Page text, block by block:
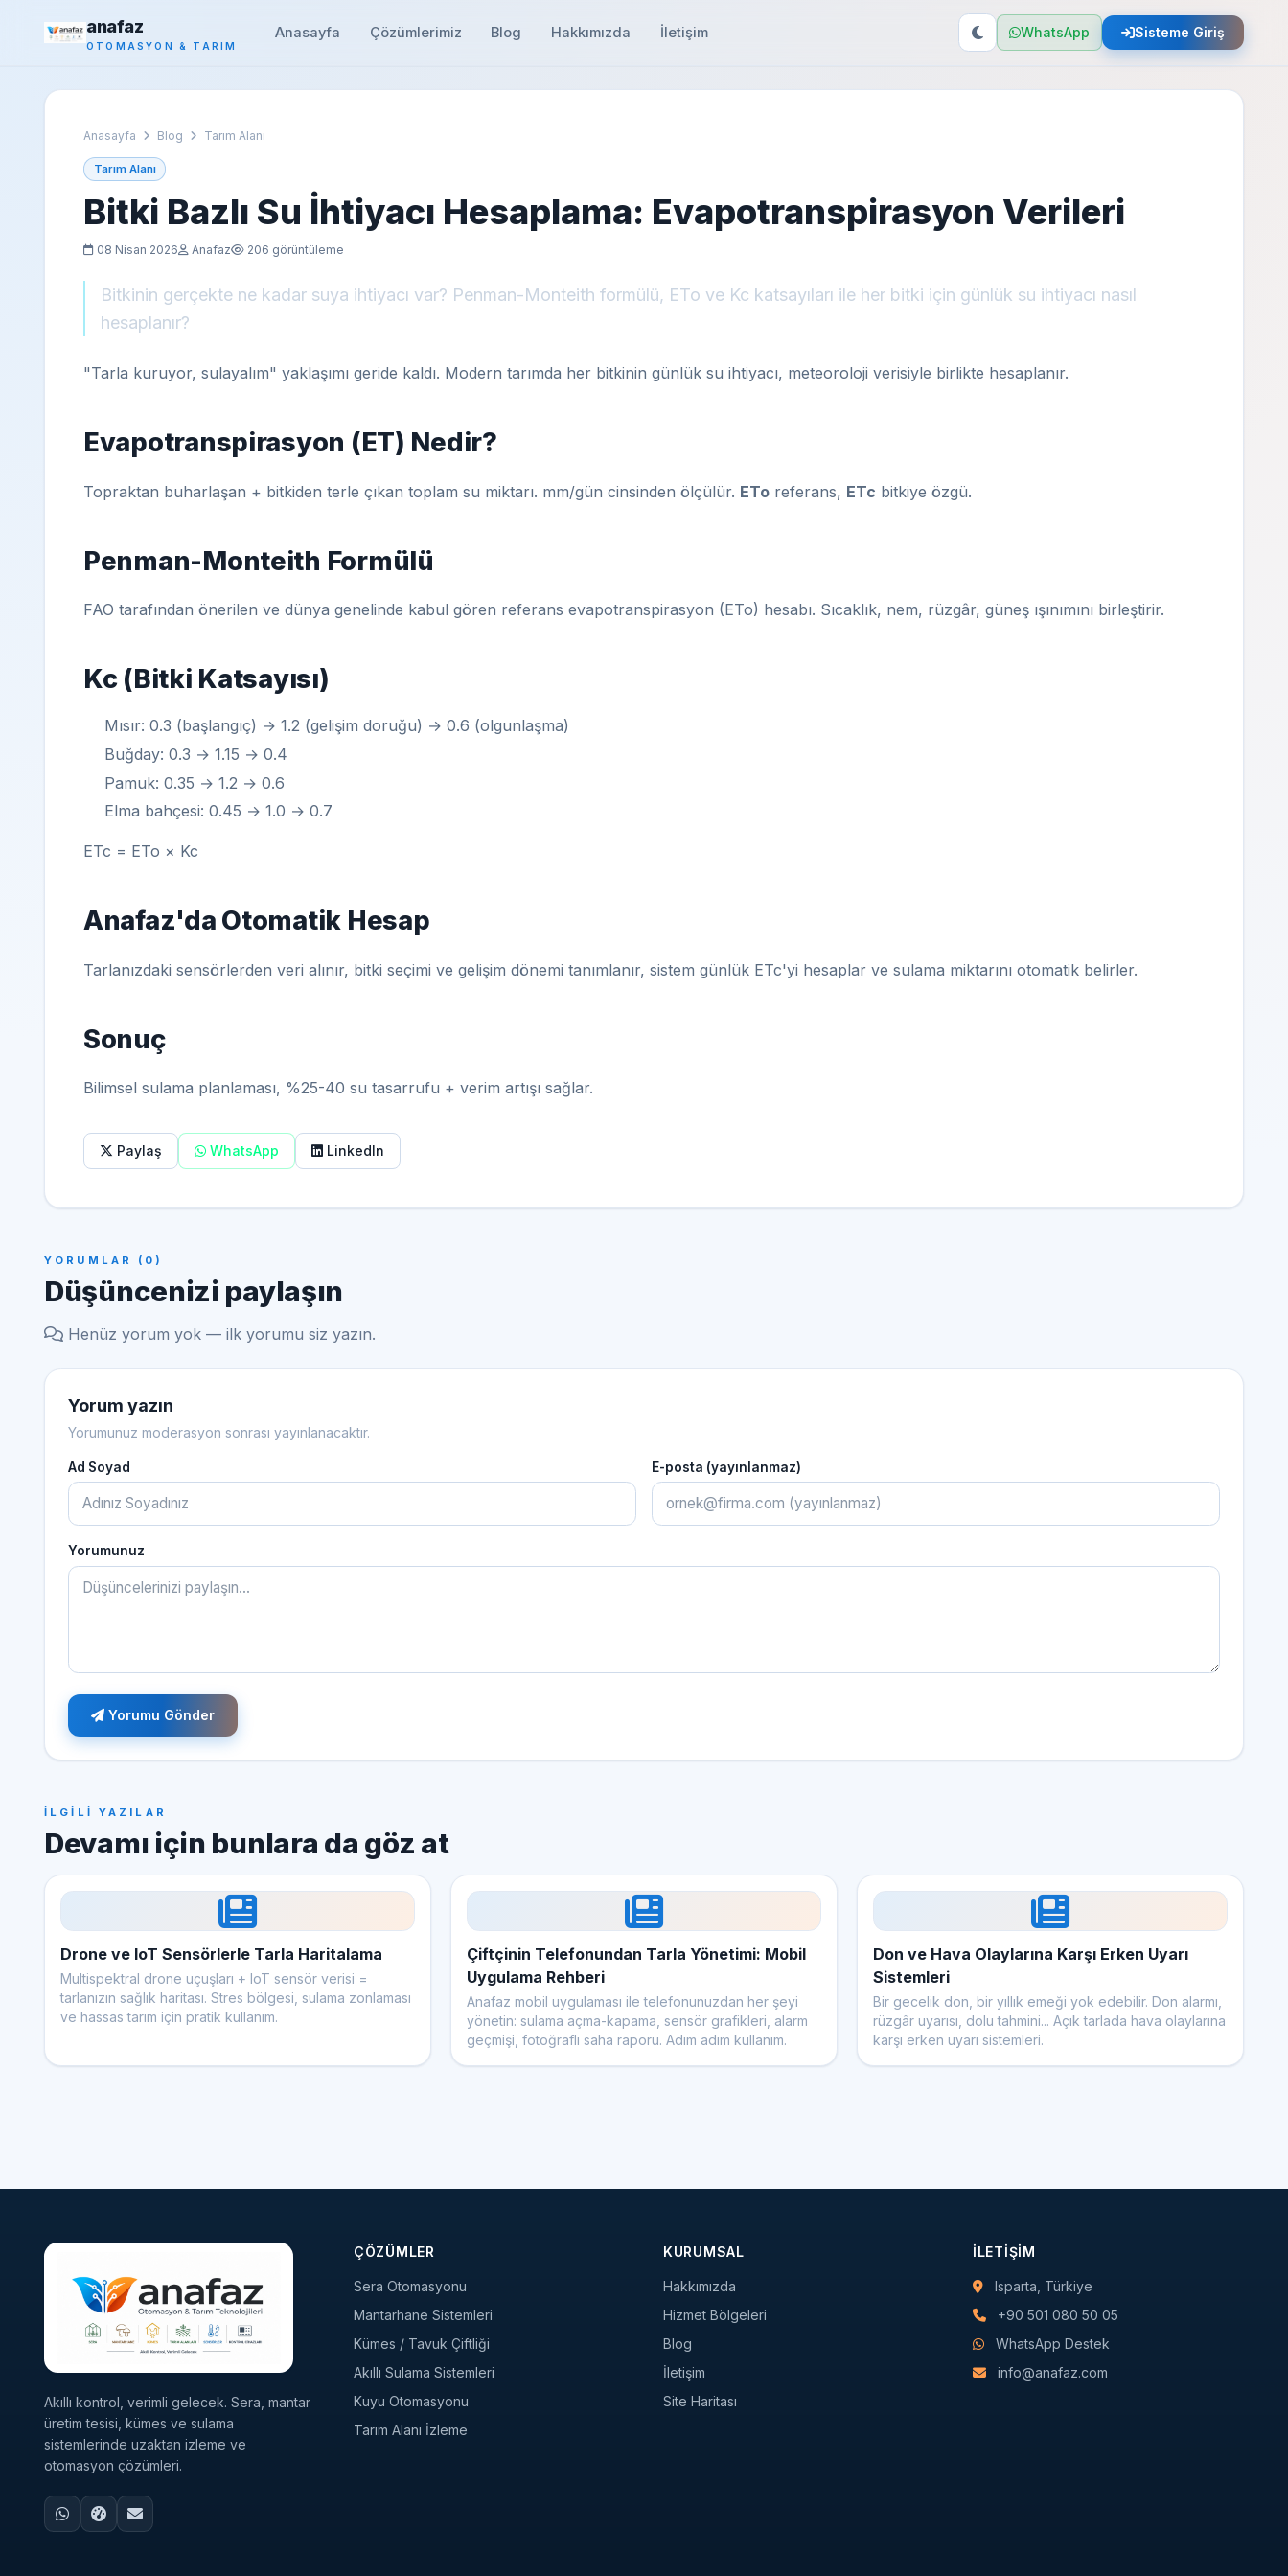
anafaz
OTOMASYON & TARIM
Anasayfa Çözümlerimiz Blog Hakkımızda İletişim WhatsApp Sisteme Giriş
Anasayfa Blog Tarım Alanı
Tarım Alanı
Bitki Bazlı Su İhtiyacı Hesaplama: Evapotranspirasyon Verileri
08 Nisan 2026 Anafaz 206 görüntüleme
Bitkinin gerçekte ne kadar suya ihtiyacı var? Penman-Monteith formülü, ETo ve Kc katsayıları ile her bitki için günlük su ihtiyacı nasıl
hesaplanır?
"Tarla kuruyor, sulayalım" yaklaşımı geride kaldı. Modern tarımda her bitkinin günlük su ihtiyacı, meteoroloji verisiyle birlikte hesaplanır.
Evapotranspirasyon (ET) Nedir?
Topraktan buharlaşan + bitkiden terle çıkan toplam su miktarı. mm/gün cinsinden ölçülür. ETo referans, ETc bitkiye özgü.
Penman-Monteith Formülü
FAO tarafından önerilen ve dünya genelinde kabul gören referans evapotranspirasyon (ETo) hesabı. Sıcaklık, nem, rüzgâr, güneş ışınımını birleştirir.
Kc (Bitki Katsayısı)
Mısır: 0.3 (başlangıç) → 1.2 (gelişim doruğu) → 0.6 (olgunlaşma)
Buğday: 0.3 → 1.15 → 0.4
Pamuk: 0.35 → 1.2 → 0.6
Elma bahçesi: 0.45 → 1.0 → 0.7
ETc = ETo × Kc
Anafaz'da Otomatik Hesap
Tarlanızdaki sensörlerden veri alınır, bitki seçimi ve gelişim dönemi tanımlanır, sistem günlük ETc'yi hesaplar ve sulama miktarını otomatik belirler.
Sonuç
Bilimsel sulama planlaması, %25-40 su tasarrufu + verim artışı sağlar.
Paylaş WhatsApp LinkedIn
YORUMLAR (0)
Düşüncenizi paylaşın
Henüz yorum yok — ilk yorumu siz yazın.
Yorum yazın
Yorumunuz moderasyon sonrası yayınlanacaktır.
Ad Soyad E-posta (yayınlanmaz)
Yorumunuz
Yorumu Gönder
İLGİLİ YAZILAR
Devamı için bunlara da göz at
Drone ve IoT Sensörlerle Tarla Haritalama
Multispektral drone uçuşları + IoT sensör verisi =
tarlanızın sağlık haritası. Stres bölgesi, sulama zonlaması
ve hassas tarım için pratik kullanım.
Çiftçinin Telefonundan Tarla Yönetimi: Mobil
Uygulama Rehberi
Anafaz mobil uygulaması ile telefonunuzdan her şeyi
yönetin: sulama açma-kapama, sensör grafikleri, alarm
geçmişi, fotoğraflı saha raporu. Adım adım kullanım.
Don ve Hava Olaylarına Karşı Erken Uyarı
Sistemleri
Bir gecelik don, bir yıllık emeği yok edebilir. Don alarmı,
rüzgâr uyarısı, dolu tahmini... Açık tarlada hava olaylarına
karşı erken uyarı sistemleri.
Akıllı kontrol, verimli gelecek. Sera, mantar
üretim tesisi, kümes ve sulama
sistemlerinde uzaktan izleme ve
otomasyon çözümleri.
ÇÖZÜMLER
Sera Otomasyonu
Mantarhane Sistemleri
Kümes / Tavuk Çiftliği
Akıllı Sulama Sistemleri
Kuyu Otomasyonu
Tarım Alanı İzleme
KURUMSAL
Hakkımızda
Hizmet Bölgeleri
Blog
İletişim
Site Haritası
İLETIŞIM
Isparta, Türkiye
+90 501 080 50 05
WhatsApp Destek
info@anafaz.com